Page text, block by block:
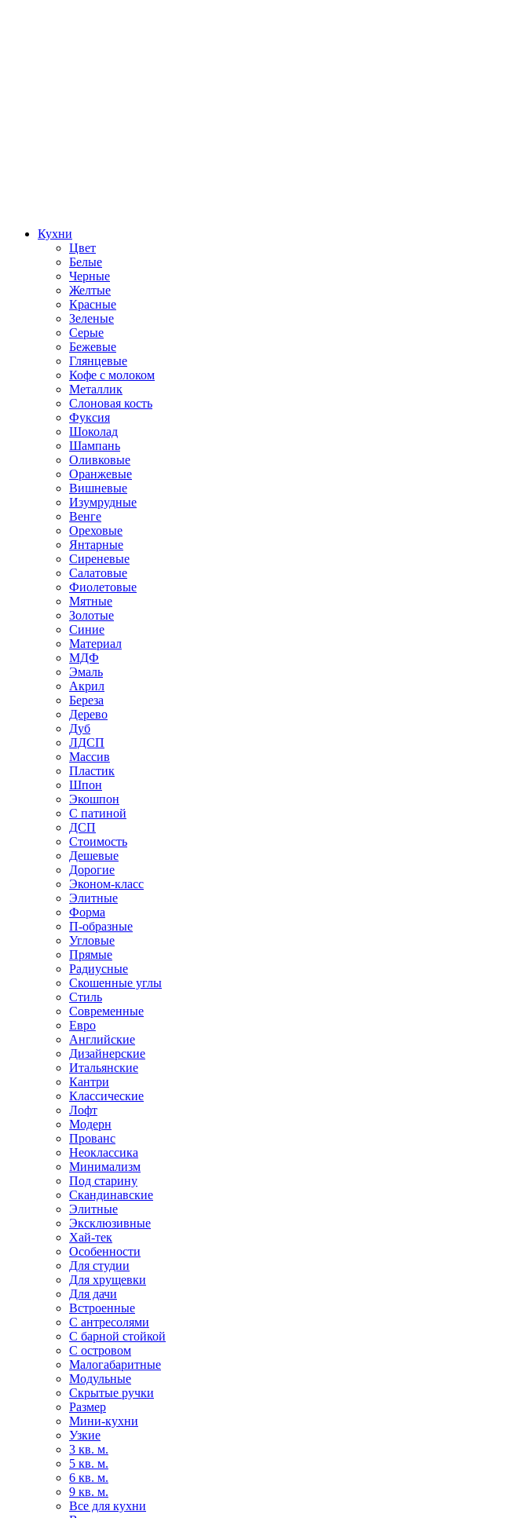
Кухни
Цвет
Белые
Черные
Желтые
Красные
Зеленые
Серые
Бежевые
Глянцевые
Кофе с молоком
Металлик
Слоновая кость
Фуксия
Шоколад
Шампань
Оливковые
Оранжевые
Вишневые
Изумрудные
Венге
Ореховые
Янтарные
Сиреневые
Салатовые
Фиолетовые
Мятные
Золотые
Синие
Материал
МДФ
Эмаль
Акрил
Береза
Дерево
Дуб
ЛДСП
Массив
Пластик
Шпон
Экошпон
С патиной
ДСП
Стоимость
Дешевые
Дорогие
Эконом-класс
Элитные
Форма
П-образные
Угловые
Прямые
Радиусные
Скошенные углы
Стиль
Современные
Евро
Английские
Дизайнерские
Итальянские
Кантри
Классические
Лофт
Модерн
Прованс
Неоклассика
Минимализм
Под старину
Скандинавские
Элитные
Эксклюзивные
Хай-тек
Особенности
Для студии
Для хрущевки
Для дачи
Встроенные
С антресолями
С барной стойкой
С островом
Малогабаритные
Модульные
Скрытые ручки
Размер
Мини-кухни
Узкие
3 кв. м.
5 кв. м.
6 кв. м.
9 кв. м.
Все для кухни